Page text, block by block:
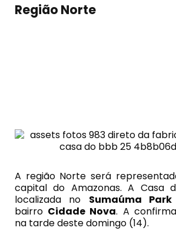
Região Norte
A região Norte será
capital do Amazonas. A Casa
localizada no Sumaúma
bairro Cidade Nova. A
na tarde deste domingo (14).